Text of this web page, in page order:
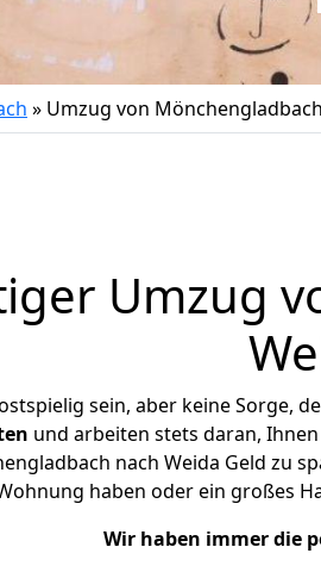
» Umzug von
Umzug
sein, aber keine Sorge,
und arbeiten stets daran, Ihnen
nach Weida Geld zu
haben oder ein großes
Wir haben immer die